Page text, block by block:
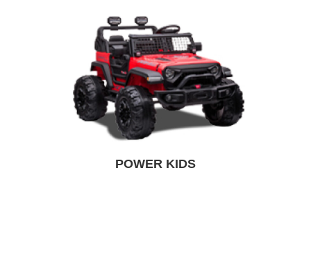
POWER KIDS